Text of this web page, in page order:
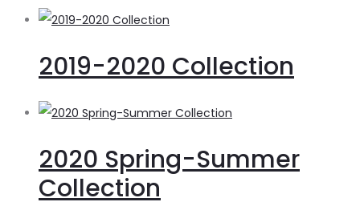
2019-2020 Collection
2020 Spring-Summer
Collection